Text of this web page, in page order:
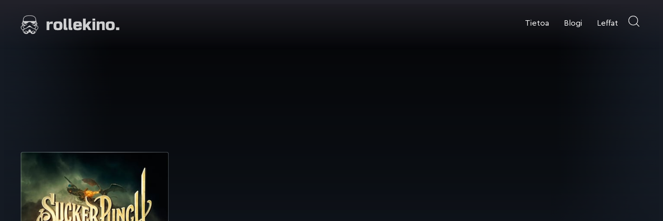
suoraan
sisältöön
Elokuvat ja elokuva-arviot | Rollekino.fi
Tietoa Blogi Leffat